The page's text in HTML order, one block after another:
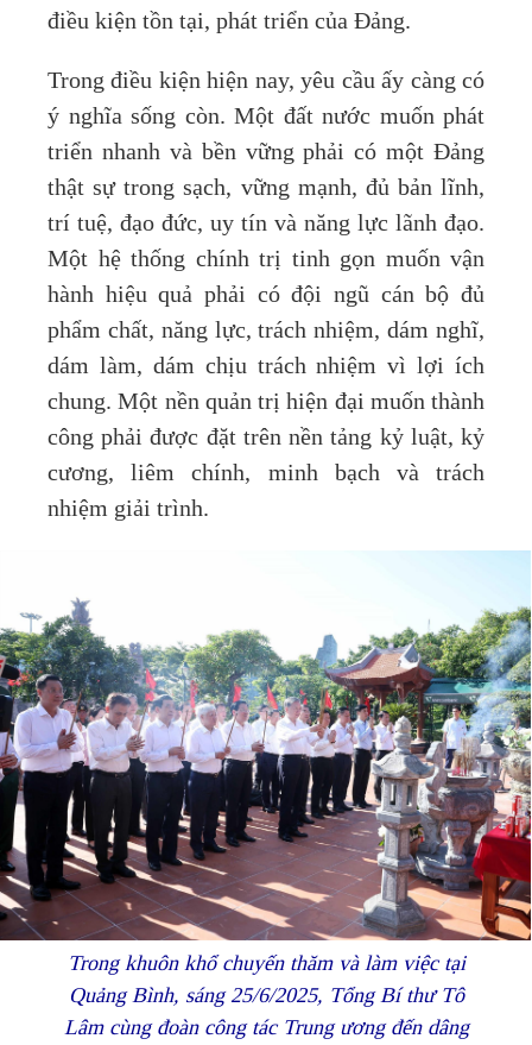
điều kiện tồn tại, phát triển của Đảng.
Trong điều kiện hiện nay, yêu cầu ấy càng có
ý nghĩa sống còn. Một đất nước muốn phát
triển nhanh và bền vững phải có một Đảng
thật sự trong sạch, vững mạnh, đủ bản lĩnh,
trí tuệ, đạo đức, uy tín và năng lực lãnh đạo.
Một hệ thống chính trị tinh gọn muốn vận
hành hiệu quả phải có đội ngũ cán bộ đủ
phẩm chất, năng lực, trách nhiệm, dám nghĩ,
dám làm, dám chịu trách nhiệm vì lợi ích
chung. Một nền quản trị hiện đại muốn thành
công phải được đặt trên nền tảng kỷ luật, kỷ
cương, liêm chính, minh bạch và trách
nhiệm giải trình.
Trong khuôn khổ chuyến thăm và làm việc tại
Quảng Bình, sáng 25/6/2025, Tổng Bí thư Tô
Lâm cùng đoàn công tác Trung ương đến dâng